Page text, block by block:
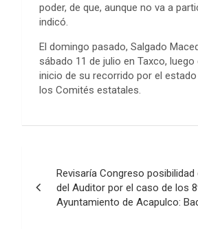
poder, de que, aunque no va a
indicó.
El domingo pasado, Salgado
sábado 11 de julio en Taxco,
inicio de su recorrido por el
los Comités estatales.
de
entradas
Revisaría Congreso
del Auditor por el caso de los
Ayuntamiento de Acapulco: